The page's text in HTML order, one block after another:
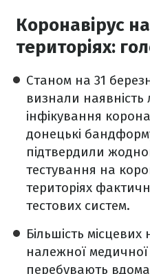
Коронавірус
територіях:
Станом на 31
визнали
інфікування
донецькі
підтвердили
тестування на
територіях
тестових систем.
Більшість
належної
перебувають вдома